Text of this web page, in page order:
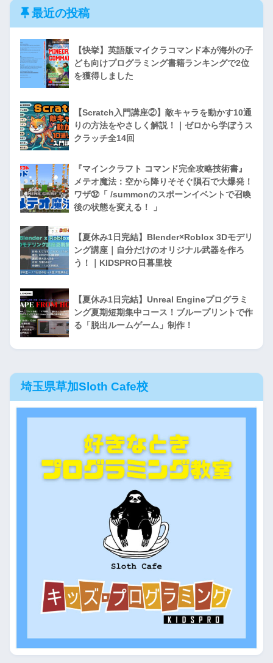
最近の投稿
【快挙】英語版マイクラコマンド本が海外の子
ども向けプログラミング書籍ランキングで2位
を獲得しました
【Scratch入門講座②】敵キャラを動かす10通
りの方法をやさしく解説！｜ゼロから学ぼうス
クラッチ全14回
『マインクラフト コマンド完全攻略技術書』
メテオ魔法：空から降りそそぐ隕石で大爆発！
ワザ㉜「 /summonのスポーンイベントで召喚
後の状態を変える！ 」
【夏休み1日完結】Blender×Roblox 3Dモデリ
ング講座｜自分だけのオリジナル武器を作ろ
う！｜KIDSPRO日暮里校
【夏休み1日完結】Unreal Engineプログラミ
ング夏期短期集中コース！ブループリントで作
る「脱出ルームゲーム」制作！
埼玉県草加Sloth Cafe校